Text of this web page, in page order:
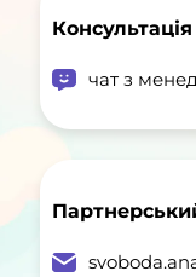
чат з